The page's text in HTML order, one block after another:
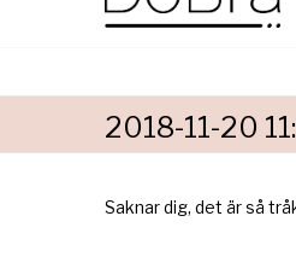
2018-11-20
Saknar dig, det är så